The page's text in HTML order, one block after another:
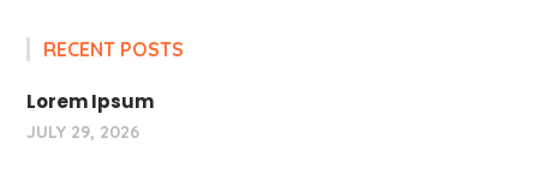
RECENT POSTS
Lorem Ipsum
JULY 29, 2026